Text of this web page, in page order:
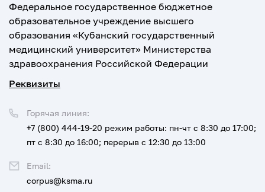
Федеральное государственное бюджетное
образовательное учреждение высшего
образования «Кубанский государственный
медицинский университет» Министерства
здравоохранения Российской Федерации
Реквизиты
Горячая линия:
+7 (800) 444-19-20 режим работы: пн-чт с 8:30 до 17:00;
пт с 8:30 до 16:00; перерыв с 12:30 до 13:00
Email:
corpus@ksma.ru